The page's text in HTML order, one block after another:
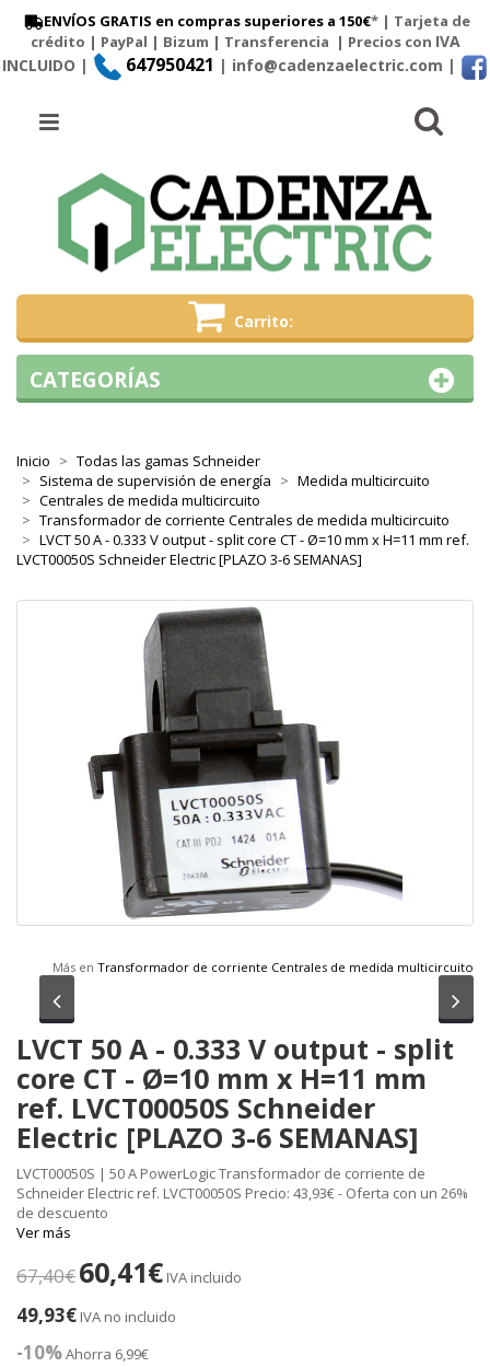
ENVÍOS GRATIS en compras superiores a 150€* | Tarjeta de
crédito | PayPal | Bizum | Transferencia | Precios con IVA
INCLUIDO |
647950421 | info@cadenzaelectric.com |
Carrito
Menú
Inicio
Todas las gamas Schneider
Sistema de supervisión de energía
Medida multicircuito
Centrales de medida multicircuito
Transformador de corriente Centrales de medida multicircuito
LVCT 50 A - 0.333 V output - split core CT - Ø=10 mm x H=11 mm ref.
LVCT00050S Schneider Electric [PLAZO 3-6 SEMANAS]
Más en Transformador de corriente Centrales de medida multicircuito
Anterior
LVCT 50 A - 0.333 V output - split
core CT - Ø=10 mm x H=11 mm
ref. LVCT00050S Schneider
Electric [PLAZO 3-6 SEMANAS]
LVCT00050S | 50 A PowerLogic Transformador de corriente de
Schneider Electric ref. LVCT00050S Precio: 43,93€ - Oferta con un 26%
de descuento
Ver más
67,40€60,41€ IVA incluido
49,93€ IVA no incluido
-10%Ahorra 6,99€
CATEGORÍAS